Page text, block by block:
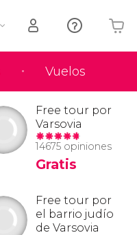
Vuelos
Tu carrito está vacío
Free tour por
Varsovia
14675 opiniones
Gratis
Free tour por
el barrio judío
de Varsovia